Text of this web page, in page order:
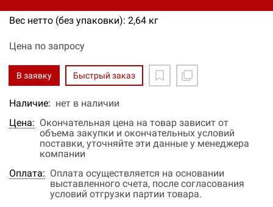
Вес нетто (без упаковки): 2,64 кг
Цена по запросу
В заявку Быстрый заказ
Наличие: нет в наличии
Цена: Окончательная цена на товар зависит от
объема закупки и окончательных условий
поставки, уточняйте эти данные у менеджера
компании
Оплата: Оплата осуществляется на основании
выставленного счета, после согласования
условий отгрузки партии товара.